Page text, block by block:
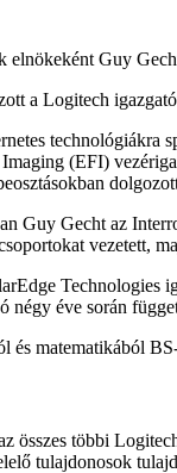
elnökeként Guy
a Logitech
(EFI)
Guy Gecht az
vezetett,
Technologies
négy éve során
és matematikából
összes többi
tulajdonosok